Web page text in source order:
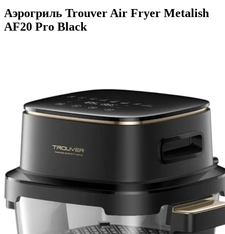
Аэрогриль Trouver Air Fryer Metalish
AF20 Pro Black